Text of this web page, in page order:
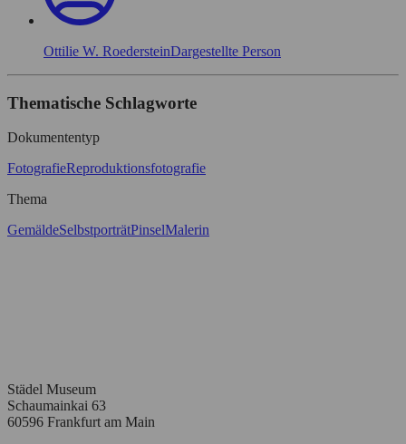
Ottilie W. RoedersteinDargestellte Person
Thematische Schlagworte
Dokumententyp
FotografieReproduktionsfotografie
Thema
GemäldeSelbstporträtPinselMalerin
Städel Museum
Schaumainkai 63
60596 Frankfurt am Main